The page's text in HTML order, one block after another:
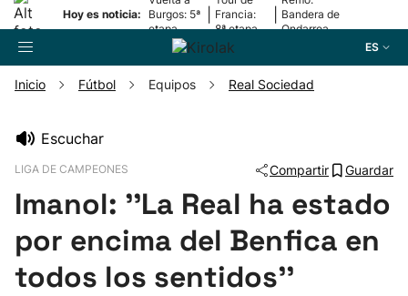
Hoy es noticia:
Burgos: 5ª
etapa
Francia:
8ª etapa
Bandera de
Ondarroa
ES
Pelota
Remo
Inicio Fútbol Equipos Real Sociedad
Escuchar
LIGA DE CAMPEONES Compartir Guardar
Imanol: ''La Real ha estado
por encima del Benfica en
todos los sentidos''